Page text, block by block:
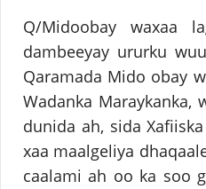
Q/Midoobay waxaa
dambeeyay ururku
Qaramada Mido obay
Wadanka
dunida ah, sida
xaa maalgeliya
caalami ah oo ka soo